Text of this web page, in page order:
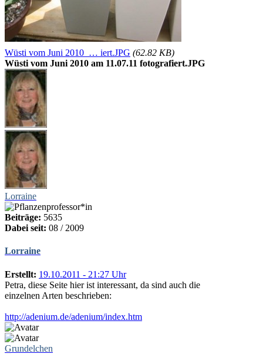
Wüsti vom Juni 2010 … iert.JPG (62.82 KB)
Wüsti vom Juni 2010 am 11.07.11 fotografiert.JPG
Lorraine
Beiträge: 5635
Dabei seit: 08 / 2009
Lorraine
Erstellt: 19.10.2011 - 21:27 Uhr
Petra, diese Seite hier ist interessant, da sind auch die
einzelnen Arten beschrieben:
http://adenium.de/adenium/index.htm
Grundelchen